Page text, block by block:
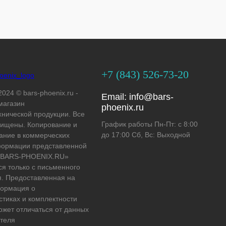
© bars-phoenix.ru -
продукции. Все
Копирование и
в коммерческих
представленной
PHOENIX.RU»
только с письменного
Предоставленная на
о
и комплектности
отличаться от данных
+7 (843) 526-73-20
Email: info@bars-
phoenix.ru
График работы Пн-Пт: с 8:00
до 17:00 Сб, Вс: Выходной